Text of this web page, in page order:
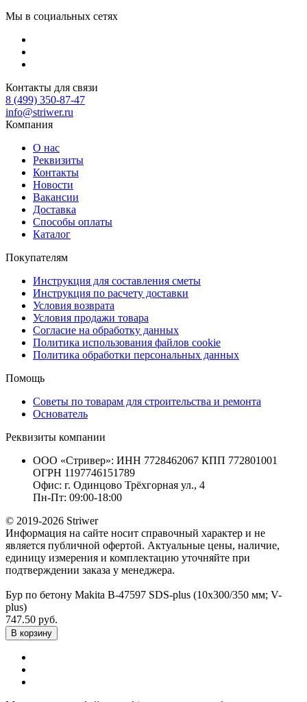
Мы в социальных сетях
Контакты для связи
8 (499) 350-87-47
info@striwer.ru
Компания
О нас
Реквизиты
Контакты
Новости
Вакансии
Доставка
Способы оплаты
Каталог
Покупателям
Инструкция для составления сметы
Инструкция по расчету доставки
Условия возврата
Условия продажи товара
Согласие на обработку данных
Политика использования файлов cookie
Политика обработки персональных данных
Помощь
Советы по товарам для строительства и ремонта
Основатель
Реквизиты компании
ООО «Стривер»: ИНН 7728462067 КПП 772801001
ОГРН 1197746151789
Офис: г. Одинцово Трёхгорная ул., 4
Пн-Пт: 09:00-18:00
© 2019-2026 Striwer
Информация на сайте носит справочный характер и не
является публичной офертой. Актуальные цены, наличие,
единицу измерения и комплектацию уточняйте при
подтверждении заказа у менеджера.
Бур по бетону Makita B-47597 SDS-plus (10х300/350 мм; V-
plus)
747.50 руб.
В корзину